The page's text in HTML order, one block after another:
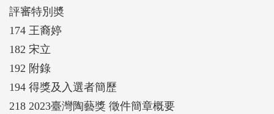
評審特別奬
174 王裔婷
182 宋立
192 附錄
194 得獎及入選者簡歷
218 2023臺灣陶藝獎 徵件簡章概要